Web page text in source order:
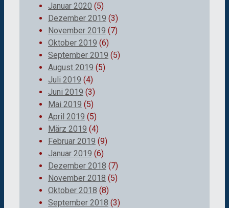
Januar 2020 (5)
Dezember 2019 (3)
November 2019 (7)
Oktober 2019 (6)
September 2019 (5)
August 2019 (5)
Juli 2019 (4)
Juni 2019 (3)
Mai 2019 (5)
April 2019 (5)
März 2019 (4)
Februar 2019 (9)
Januar 2019 (6)
Dezember 2018 (7)
November 2018 (5)
Oktober 2018 (8)
September 2018 (3)